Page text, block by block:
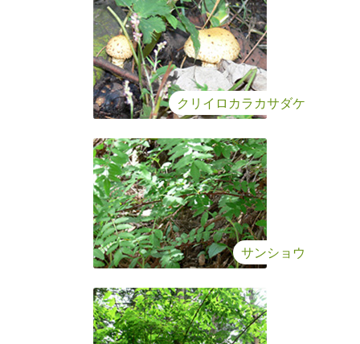
クリイロカラカサダケ
サンショウ